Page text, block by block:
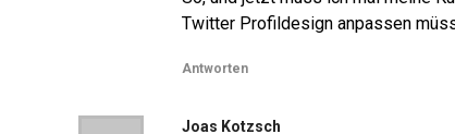
Twitter Profildesign anpassen
Antworten
Joas Kotzsch